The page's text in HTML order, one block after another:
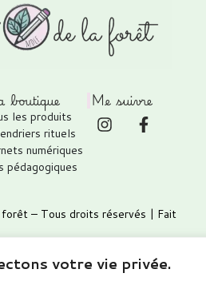
votre vie privée.
boutique
les produits
rituels
numériques
pédagogiques
Me suivre
forêt – Tous droits réservés | Fait